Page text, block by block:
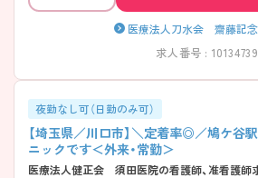
医療法人刀水会 齋藤記
求人番号 : 10134739
夜勤なし可（日勤のみ可）
【埼玉県／川口市】＼定着率◎／鳩ケ谷
ニックです＜外来・常勤＞
医療法人健正会 須田医院の看護師、准看護師